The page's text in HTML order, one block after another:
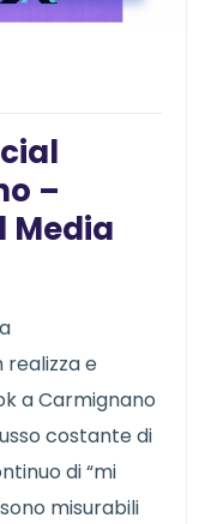
–
Media
e
a Carmignano
costante di
di “mi
misurabili